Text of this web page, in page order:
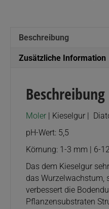
Beschreibung
Zusätzliche Information
Beschreibung
Moler | Kieselgur |
pH-Wert: 5,5
Körnung: 1-3 mm | 6-
Das dem Kieselgur
das Wurzelwachstum,
verbessert die
Pflanzensubstraten